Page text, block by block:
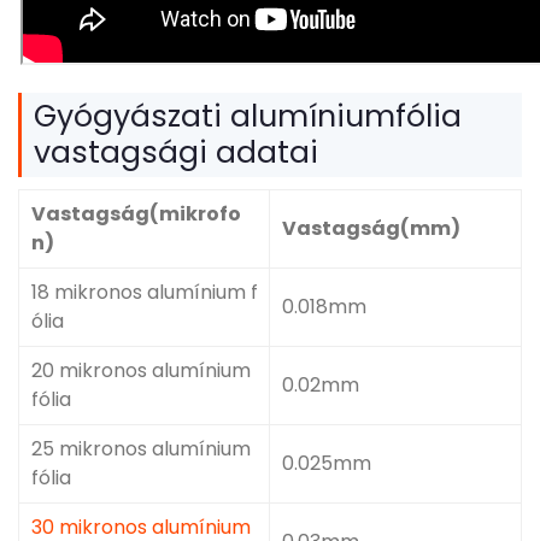
Gyógyászati ​​alumíniumfólia
vastagsági adatai
Vastagság(mikrofo
n)
Vastagság(mm)
18 mikronos alumínium f
ólia
0.018mm
20 mikronos alumínium
fólia
0.02mm
25 mikronos alumínium
fólia
0.025mm
30 mikronos alumínium